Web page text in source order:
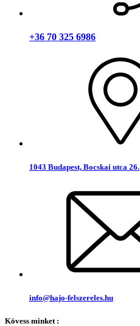
+36 70 325 6986
1043 Budapest, Bocskai utca 26.
info@hajo-felszereles.hu
Kövess minket :